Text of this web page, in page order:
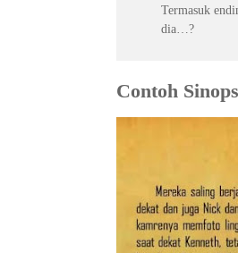
Termasuk
dia…?
Contoh